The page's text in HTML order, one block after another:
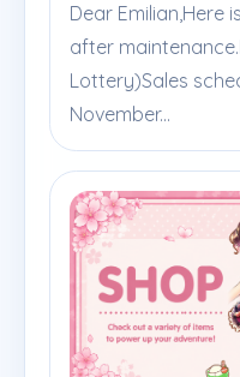
Dear Emilian,Here
after
Lottery)Sales
November...